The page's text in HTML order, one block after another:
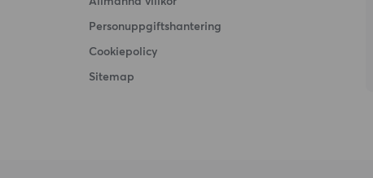
Personuppgiftshantering
Cookiepolicy
Sitemap